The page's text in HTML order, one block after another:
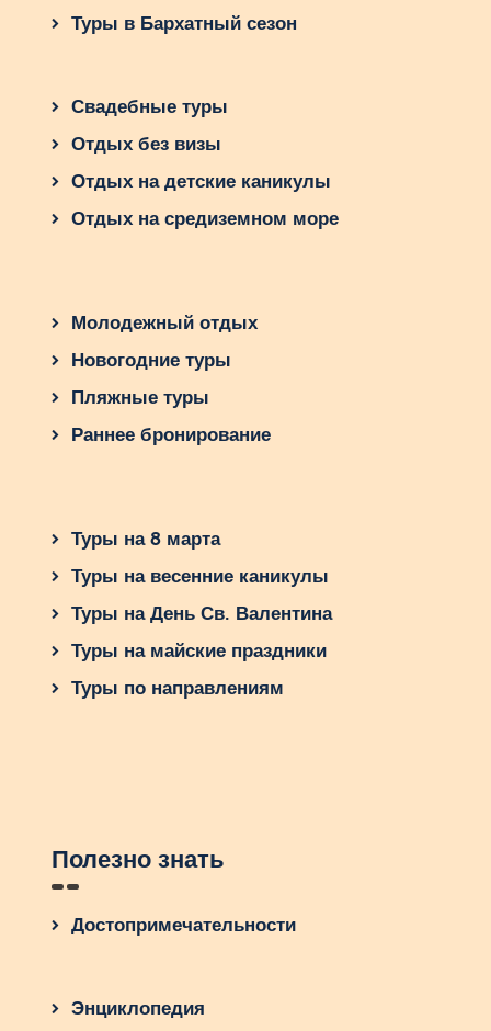
Туры в Бархатный сезон
Свадебные туры
Отдых без визы
Отдых на детские каникулы
Отдых на средиземном море
Молодежный отдых
Новогодние туры
Пляжные туры
Раннее бронирование
Туры на 8 марта
Туры на весенние каникулы
Туры на День Св. Валентина
Туры на майские праздники
Туры по направлениям
Полезно знать
Достопримечательности
Энциклопедия